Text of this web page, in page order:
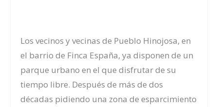
Los vecinos y vecinas de Pueblo Hinojosa, en
el barrio de Finca España, ya disponen de un
parque urbano en el que disfrutar de su
tiempo libre. Después de más de dos
décadas pidiendo una zona de esparcimiento